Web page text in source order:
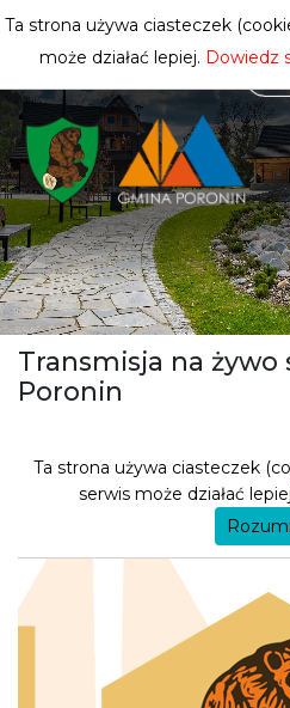
mieszkańca
Transmisja na żywo
Poronin
Ta strona używa ciasteczek
może działać lepiej. Dowiedz